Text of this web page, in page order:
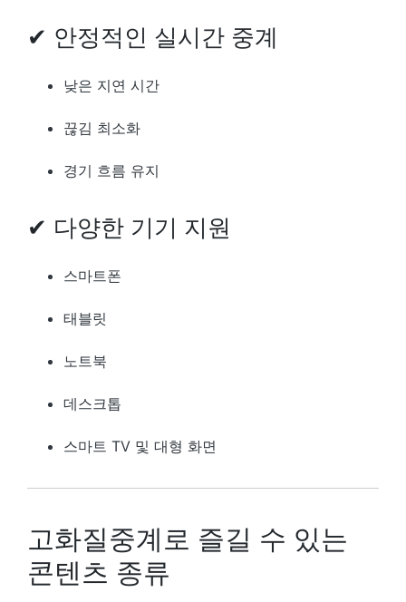
✔ 안정적인 실시간 중계
낮은 지연 시간
끊김 최소화
경기 흐름 유지
✔ 다양한 기기 지원
스마트폰
태블릿
노트북
데스크톱
스마트 TV 및 대형 화면
고화질중계로 즐길 수 있는
콘텐츠 종류